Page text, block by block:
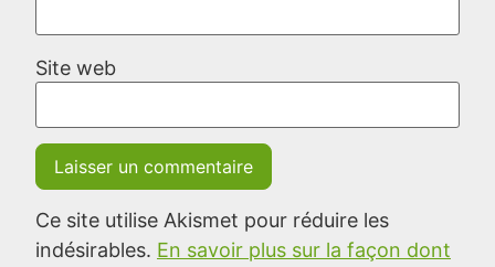
Site web
Ce site utilise Akismet pour réduire les
indésirables. En savoir plus sur la façon dont